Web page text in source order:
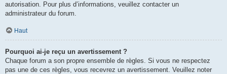
autorisation. Pour plus d’informations, veuillez contacter un
administrateur du forum.
Haut
Pourquoi ai-je reçu un avertissement ?
Chaque forum a son propre ensemble de règles. Si vous ne respectez
pas une de ces règles, vous recevrez un avertissement. Veuillez noter